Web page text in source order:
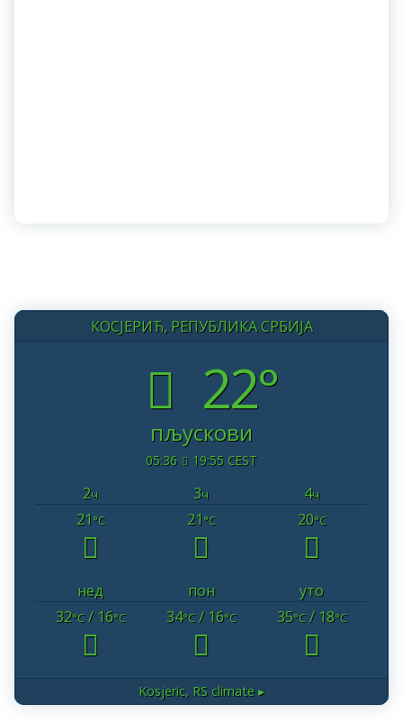
КОСЈЕРИЋ, РЕПУБЛИКА СРБИЈА
22°
пљускови
05:36 19:55 CEST
2ч 3ч 4ч
21°C 21°C 20°C
нед пон
уто
32°C/ 16°C 34°C/ 16°C 35°C/ 18°C
Kosjeric, RS climate ▸